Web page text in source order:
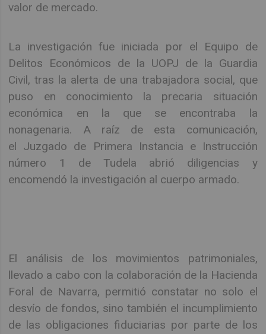
valor de mercado.
La investigación fue iniciada por el Equipo de
Delitos Económicos de la UOPJ de la Guardia
Civil, tras la alerta de una trabajadora social, que
puso en conocimiento la precaria situación
económica en la que se encontraba la
nonagenaria. A raíz de esta comunicación,
el Juzgado de Primera Instancia e Instrucción
número 1 de Tudela abrió diligencias y
encomendó la investigación al cuerpo armado.
El análisis de los movimientos patrimoniales,
llevado a cabo con la colaboración de la Hacienda
Foral de Navarra, permitió constatar no solo el
desvío de fondos, sino también el incumplimiento
de las obligaciones fiduciarias por parte de los